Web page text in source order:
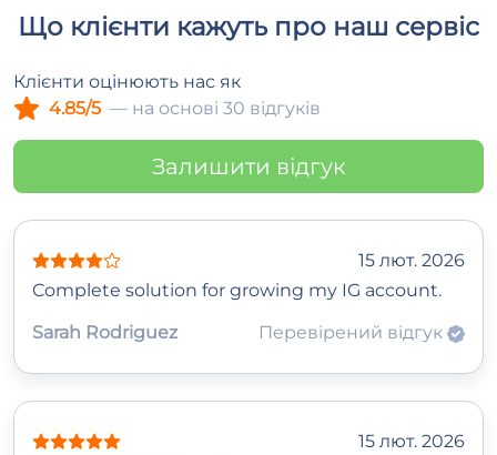
Що клієнти кажуть про наш сервіс
Клієнти оцінюють нас як
4.85/5 — на основі 30 відгуків
Залишити відгук
15 лют. 2026
Complete solution for growing my IG account.
Sarah Rodriguez
Перевірений відгук
15 лют. 2026